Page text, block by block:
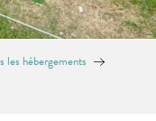
les hébergements